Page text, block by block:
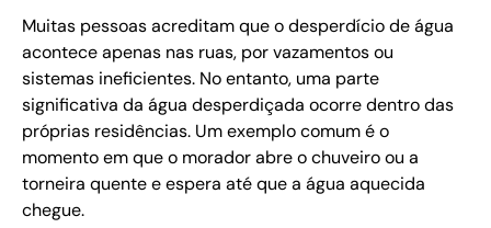
Muitas pessoas acreditam que o desperdício de água
acontece apenas nas ruas, por vazamentos ou
sistemas ineficientes. No entanto, uma parte
significativa da água desperdiçada ocorre dentro das
próprias residências. Um exemplo comum é o
momento em que o morador abre o chuveiro ou a
torneira quente e espera até que a água aquecida
chegue.